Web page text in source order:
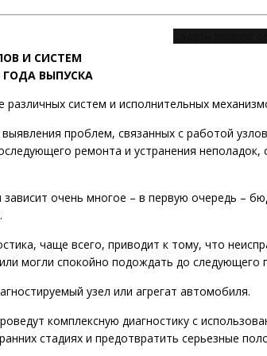
И СИСТЕМ
ГОДА ВЫПУСКА
различных систем и исполнительных
проблем, связанных с работой
ремонта и устранения
очень многое – в первую очередь –
чаще всего, приводит к тому, что
могли спокойно подождать до следующего
узел или агрегат автомобиля.
комплексную диагностику с
стадиях и предотвратить серьезные